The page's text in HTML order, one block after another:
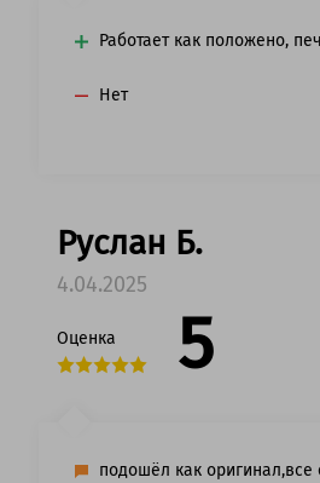
Работает как положено,
Нет
Руслан Б.
4.04.2025
Оценка 5
подошёл как оригинал,все